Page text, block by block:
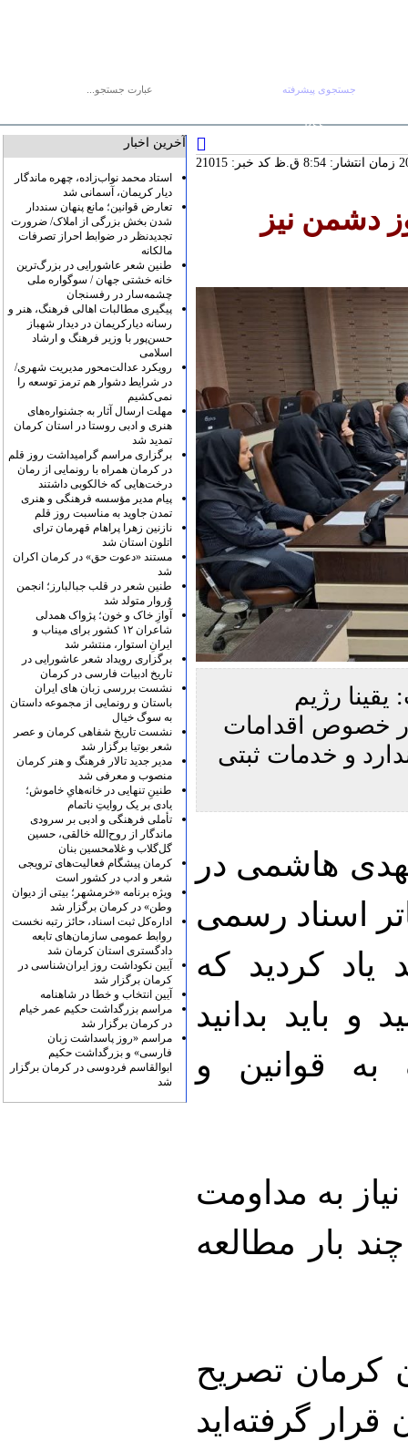
جستجوی پیشرفته
RSS
کد خبر: 21015
دشمن نیز
رژیم
خصوص اقدامات
و خدمات ثبتی
هاشمی در
اسناد رسمی
کردید که
باید بدانید
به قوانین و
به مداومت
بار مطالعه
کرمان تصریح
گرفته‌اید
آخرین اخبار
استاد محمد نواب‌زاده، چهره ماندگار
دیار کریمان، آسمانی شد
تعارض قوانین؛ مانع پنهان سنددار
شدن بخش بزرگی از املاک/ ضرورت
تجدیدنظر در ضوابط احراز تصرفات
مالکانه
طنین شعر عاشورایی در بزرگ‌ترین
خانه خشتی جهان / سوگواره ملی
چشمه‌سار در رفسنجان
پیگیری مطالبات اهالی فرهنگ، هنر و
رسانه دیارکریمان در دیدار شهباز
حسن‌پور با وزیر فرهنگ و ارشاد
اسلامی
رویکرد عدالت‌محور مدیریت شهری/
در شرایط دشوار هم ترمز توسعه را
نمی‌کشیم
مهلت ارسال آثار به جشنواره‌های
هنری و ادبی روستا در استان کرمان
تمدید شد
برگزاری مراسم گرامیداشت روز قلم
در کرمان همراه با رونمایی از رمان
درخت‌هایی که خالکوبی داشتند
پیام مدیر مؤسسه فرهنگی و هنری
تمدن جاوید به مناسبت روز قلم
نازنین زهرا پراهام قهرمان ترای
اتلون استان شد
مستند «دعوت حق» در کرمان اکران
شد
طنین شعر در قلب جبالبارز؛ انجمن
وُروار متولد شد
آوازِ خاک و خون؛ پژواک همدلی
شاعران ۱۲ کشور برای میناب و
ایرانِ استوار، منتشر شد
برگزاری رویداد شعر عاشورایی در
تاریخ ادبیات فارسی در کرمان
نشست بررسی زبان های ایران
باستان و رونمایی از مجموعه داستان
به سوگ خیال
نشست تاریخ شفاهی کرمان و عصر
شعر بوتیا برگزار شد
مدیر جدید تالار فرهنگ و هنر کرمان
منصوب و معرفی شد
طنینِ تنهایی در خانه‌هایِ خاموش؛
یادی بر یک روایتِ ناتمام
تأملی فرهنگی و ادبی بر سرودی
ماندگار از روح‌الله خالقی، حسین
گل‌گلاب و غلامحسین بنان
کرمان پیشگام فعالیت‌های ترویجی
شعر و ادب در کشور است
ویژه برنامه «خرمشهر؛ بیتی از دیوان
وطن» در کرمان برگزار شد
اداره‌کل ثبت اسناد، حائز رتبه نخست
روابط عمومی سازمان‌های تابعه
دادگستری استان کرمان شد
آیین نکوداشت روز ایران‌شناسی در
کرمان برگزار شد
آیین انتخاب و خطا در شاهنامه
مراسم بزرگداشت حکیم عمر خیام
در کرمان برگزار شد
مراسم «روز پاسداشت زبان
فارسی» و بزرگداشت حکیم
ابوالقاسم فردوسی در کرمان برگزار
شد